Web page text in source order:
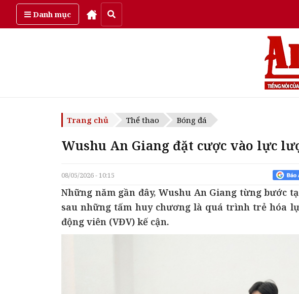
Danh mụcThứ hai, ngày 10/08/2026
Trang chủ Thể thao Bóng đá
Wushu An Giang đặt cược vào lực
08/05/2026 - 10:15
Những năm gần đây, Wushu An Giang từng bước
sau những tấm huy chương là quá trình trẻ hóa
động viên (VĐV) kế cận.